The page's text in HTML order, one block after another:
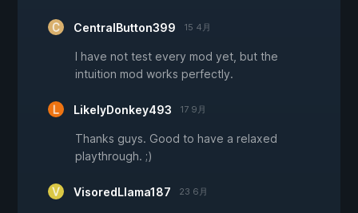
CentralButton399 15 4月
I have not test every mod yet, but the
intuition mod works perfectly.
LikelyDonkey493 17 9月
Thanks guys. Good to have a relaxed
playthrough. ;)
VisoredLlama187 23 6月